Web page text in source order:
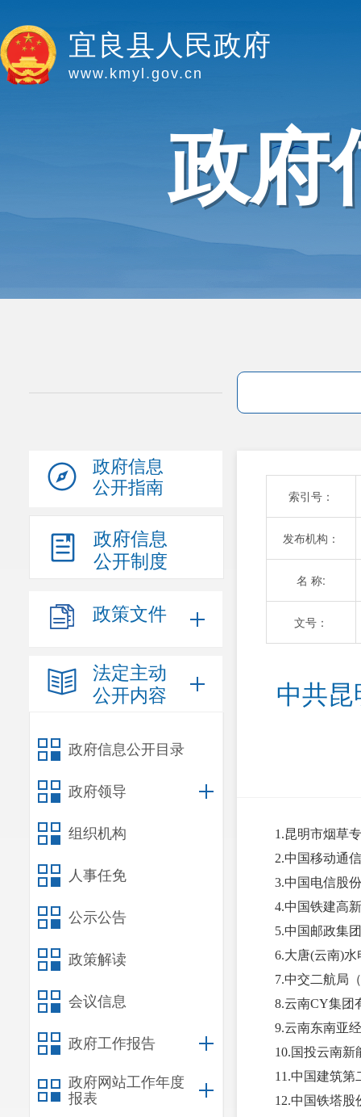
宜良县人民政府
www.kmyl.gov.cn
政府
政府信息
公开指南
政府信息
公开制度
政策文件
法定主动
公开内容
政府信息公开目录
政府领导
组织机构
人事任免
公示公告
政策解读
会议信息
政府工作报告
政府网站工作年度
报表
索引号：
发布机构：
名 称:
文号：
中共
1.昆明市烟草
2.中国移动通
3.中国电信股
4.中国铁建高
5.中国邮政集
6.大唐(云南)
7.中交二航局
8.云南CY集团
9.云南东南亚
10.国投云南新
11.中国建筑
12.中国铁塔股